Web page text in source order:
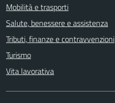
Mobilità e trasporti
Salute, benessere e assistenza
Tributi, finanze e contravvenzioni
Turismo
Vita lavorativa